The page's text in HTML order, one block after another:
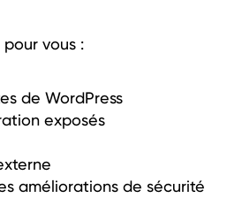
vous :
de WordPress
exposés
améliorations de sécurité